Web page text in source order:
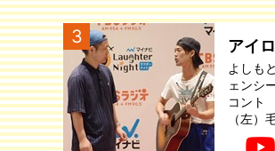
3 アイ
よしも
ェンシ
コント
（左